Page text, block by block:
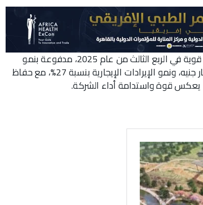
أعلنت شركة بنيان للتنمية والتجارة عن تحقيق نتائج قوية في الربع الثالث من عام 2025، مدفوعة بنمو
القيمة الإجمالية للأصول (GAV) لتصل إلى 17.4 مليار جنيه، ونمو الإيرادات الإيجارية بنسبة 27%، مع حفاظ